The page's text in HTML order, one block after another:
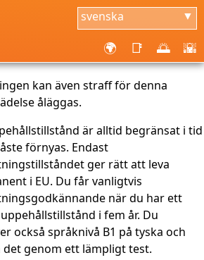
svenska ▼
🌍 📑 🌅 🌇
kan även straff för denna
åläggas.
är alltid begränsat i tid
förnyas. Endast
ger rätt att leva
i EU. Du får vanligtvis
när du har ett
i fem år. Du
också språknivå B1 på tyska och
det genom ett lämpligt test.